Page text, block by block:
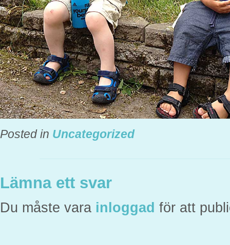
Posted in Uncategorized
Lämna ett svar
Du måste vara inloggad för att